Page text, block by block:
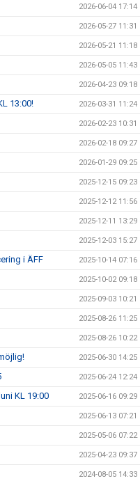
2026-06-04 17:14
2026-05-27 11:31
2026-05-21 11:18
2026-05-05 11:43
2026-04-23 09:18
13:00! 2026-03-31 11:24
2026-02-23 10:31
2026-02-18 09:27
2026-01-29 09:25
2025-12-15 09:23
2025-12-12 11:56
2025-12-11 13:29
2025-12-03 15:27
i ÄFF 2025-10-14 07:16
2025-10-02 09:18
2025-09-03 10:21
2025-08-26 11:25
2025-08-26 10:22
2025-06-30 14:25
2025-06-24 12:24
KL 19:00 2025-06-16 09:29
2025-06-13 07:21
2025-05-06 07:22
2025-04-23 09:37
2024-08-05 14:33